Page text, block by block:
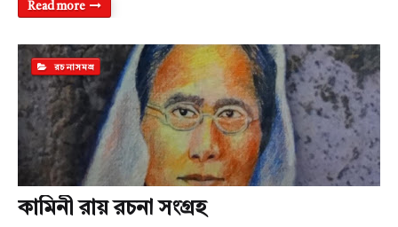
Read more
রচনাসমগ্র
কামিনী রায় রচনা সংগ্রহ